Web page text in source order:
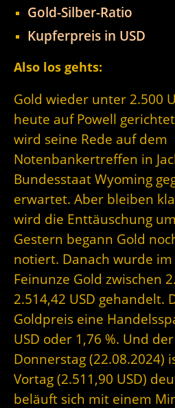
Gold-Silber-Ratio
Kupferpreis in USD
Also los gehts:
Gold wieder unter 2.500
heute auf Powell
wird seine Rede auf dem
Notenbankertreffen in
Bundesstaat Wyoming
erwartet. Aber bleiben
wird die Enttäuschung
Gestern begann Gold
notiert. Danach wurde
Feinunze Gold zwischen
2.514,42 USD
Goldpreis eine
USD oder 1,76 %. Und
Donnerstag (22.08.2024)
Vortag (2.511,90 USD)
beläuft sich mit einem